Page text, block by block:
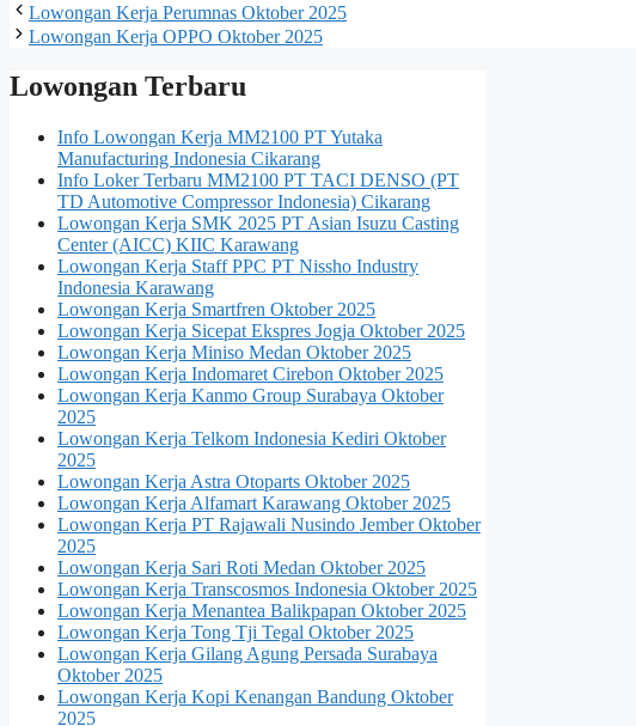
Lowongan Kerja Perumnas Oktober 2025
Lowongan Kerja OPPO Oktober 2025
Lowongan Terbaru
Info Lowongan Kerja MM2100 PT Yutaka
Manufacturing Indonesia Cikarang
Info Loker Terbaru MM2100 PT TACI DENSO (PT
TD Automotive Compressor Indonesia) Cikarang
Lowongan Kerja SMK 2025 PT Asian Isuzu Casting
Center (AICC) KIIC Karawang
Lowongan Kerja Staff PPC PT Nissho Industry
Indonesia Karawang
Lowongan Kerja Smartfren Oktober 2025
Lowongan Kerja Sicepat Ekspres Jogja Oktober 2025
Lowongan Kerja Miniso Medan Oktober 2025
Lowongan Kerja Indomaret Cirebon Oktober 2025
Lowongan Kerja Kanmo Group Surabaya Oktober
2025
Lowongan Kerja Telkom Indonesia Kediri Oktober
2025
Lowongan Kerja Astra Otoparts Oktober 2025
Lowongan Kerja Alfamart Karawang Oktober 2025
Lowongan Kerja PT Rajawali Nusindo Jember Oktober
2025
Lowongan Kerja Sari Roti Medan Oktober 2025
Lowongan Kerja Transcosmos Indonesia Oktober 2025
Lowongan Kerja Menantea Balikpapan Oktober 2025
Lowongan Kerja Tong Tji Tegal Oktober 2025
Lowongan Kerja Gilang Agung Persada Surabaya
Oktober 2025
Lowongan Kerja Kopi Kenangan Bandung Oktober
2025